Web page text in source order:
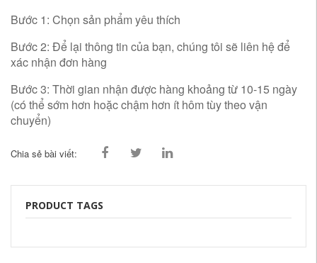
Bước 1: Chọn sản phẩm yêu thích
Bước 2: Để lại thông tin của bạn, chúng tôi sẽ liên hệ để
xác nhận đơn hàng
Bước 3: Thời gian nhận được hàng khoảng từ 10-15 ngày
(có thể sớm hơn hoặc chậm hơn ít hôm tùy theo vận
chuyển)
Chia sẻ bài viết:
PRODUCT TAGS